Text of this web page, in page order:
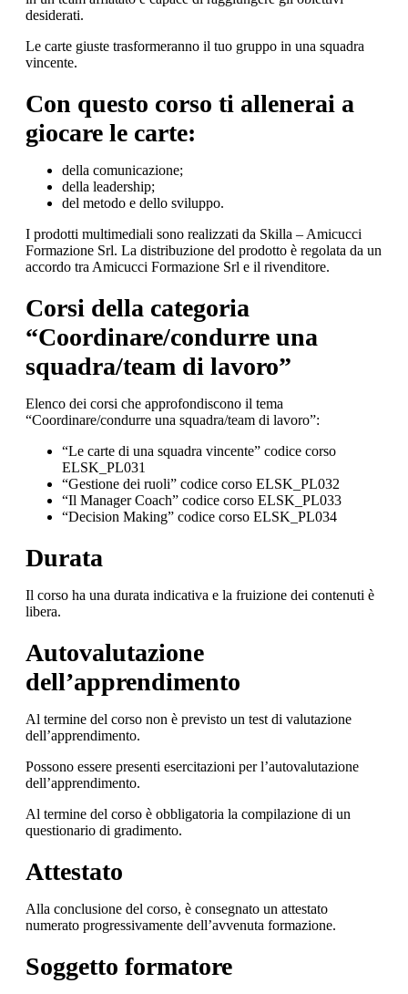
desiderati.
Le carte giuste trasformeranno il tuo gruppo in una squadra
vincente.
Con questo corso ti allenerai a
giocare le carte:
della comunicazione;
della leadership;
del metodo e dello sviluppo.
I prodotti multimediali sono realizzati da Skilla – Amicucci
Formazione Srl. La distribuzione del prodotto è regolata da un
accordo tra Amicucci Formazione Srl e il rivenditore.
Corsi della categoria
“Coordinare/condurre una
squadra/team di lavoro”
Elenco dei corsi che approfondiscono il tema
“Coordinare/condurre una squadra/team di lavoro”:
“Le carte di una squadra vincente” codice corso
ELSK_PL031
“Gestione dei ruoli” codice corso ELSK_PL032
“Il Manager Coach” codice corso ELSK_PL033
“Decision Making” codice corso ELSK_PL034
Durata
Il corso ha una durata indicativa e la fruizione dei contenuti è
libera.
Autovalutazione
dell’apprendimento
Al termine del corso non è previsto un test di valutazione
dell’apprendimento.
Possono essere presenti esercitazioni per l’autovalutazione
dell’apprendimento.
Al termine del corso è obbligatoria la compilazione di un
questionario di gradimento.
Attestato
Alla conclusione del corso, è consegnato un attestato
numerato progressivamente dell’avvenuta formazione.
Soggetto formatore